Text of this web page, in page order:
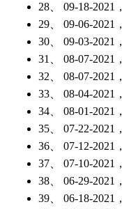
28、 09-18-2021，
29、 09-06-2021，
30、 09-03-2021，
31、 08-07-2021，
32、 08-07-2021，
33、 08-04-2021，
34、 08-01-2021，
35、 07-22-2021，
36、 07-12-2021，
37、 07-10-2021，
38、 06-29-2021，
39、 06-18-2021，